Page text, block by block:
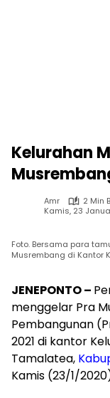
Kelurahan
Amr
2 Min
Kamis, 23
Foto. Bersama para
Musrembang di Kantor
JENEPONTO –
menggelar Pra
Pembangunan
2021 di kantor
Tamalatea,
Kamis (23/1/